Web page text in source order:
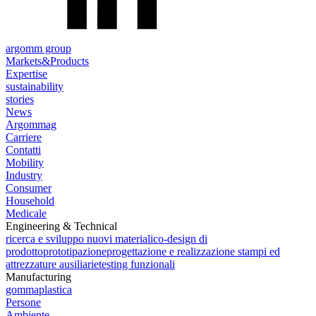
argomm group
Markets&Products
Expertise
sustainability
stories
News
Argommag
Carriere
Contatti
Mobility
Industry
Consumer
Household
Medicale
Engineering & Technical
ricerca e sviluppo nuovi materialico-design di
prodottoprototipazioneprogettazione e realizzazione stampi ed
attrezzature ausiliarietesting funzionali
Manufacturing
gommaplastica
Persone